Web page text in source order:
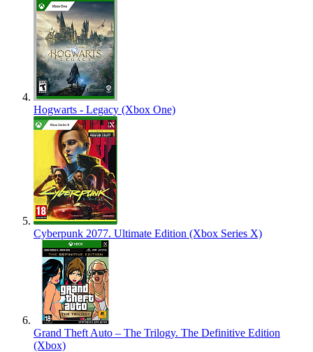
Hogwarts - Legacy (Xbox One)
Cyberpunk 2077. Ultimate Edition (Xbox Series X)
Grand Theft Auto – The Trilogy. The Definitive Edition
(Xbox)